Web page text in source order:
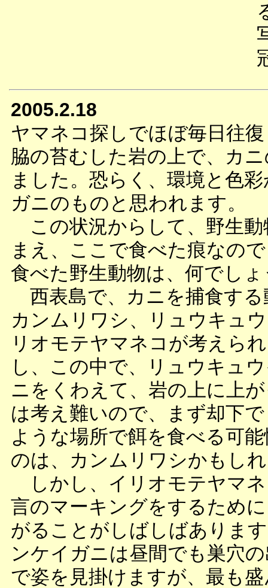
2005.2.18
ヤマネコ探しでほぼ毎日往
脇の苔むした岩の上で、カ
ました。恐らく、環境と色
ガニのものと思われます。
この状況からして、野生動
まえ、ここで食べた痕なの
食べた野生動物は、何でし
西表島で、カニを捕食する
カンムリワシ、リュウキュ
リオモテヤマネコが考えら
し、この中で、リュウキュ
ニをくわえて、岩の上に上
は考え難いので、まず却下
ような場所で餌を食べる可
のは、カンムリワシかもし
しかし、イリオモテヤマ
言のマーキングをするため
がることがしばしばありま
ンケイガニは昼間でも巣穴
で姿を見掛けますが、最も